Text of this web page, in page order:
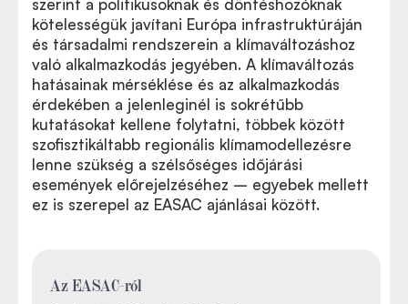
szerint a politikusoknak és döntéshozóknak
kötelességük javítani Európa infrastruktúráján
és társadalmi rendszerein a klímaváltozáshoz
való alkalmazkodás jegyében. A klímaváltozás
hatásainak mérséklése és az alkalmazkodás
érdekében a jelenleginél is sokrétűbb
kutatásokat kellene folytatni, többek között
szofisztikáltabb regionális klímamodellezésre
lenne szükség a szélsőséges időjárási
események előrejelzéséhez – egyebek mellett
ez is szerepel az EASAC ajánlásai között.
Az EASAC-ról